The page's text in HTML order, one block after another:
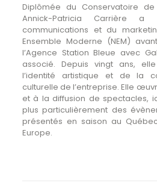
Diplômée du Conservatoire
Annick-Patricia Carrière
communications et du
Ensemble Moderne (NEM)
l’Agence Station Bleue avec
associé. Depuis vingt ans,
l’identité artistique et de la
culturelle de l’entreprise. Elle
et à la diffusion de spectacles,
plus particulièrement des
présentés en saison au
Europe.